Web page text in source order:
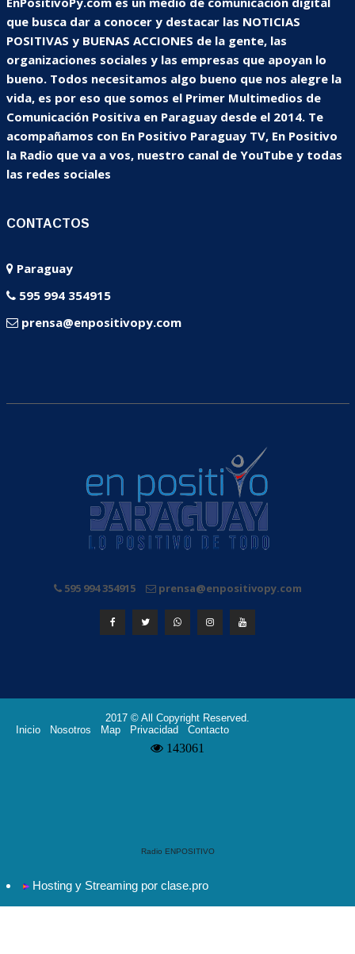
que busca dar a conocer y destacar las NOTICIAS
POSITIVAS y BUENAS ACCIONES de la gente, las
organizaciones sociales y las empresas que apoyan lo
bueno. Todos necesitamos algo bueno que nos alegre la
vida, es por eso que somos el Primer Multimedios de
Comunicación Positiva en Paraguay desde el 2014. Te
acompañamos con En Positivo Paraguay TV, En Positivo
la Radio que va a vos, nuestro canal de YouTube y todas
las redes sociales
CONTACTOS
Paraguay
595 994 354915
prensa@enpositivopy.com
595 994 354915 prensa@enpositivopy.com
2017 © All Copyright Reserved.
Inicio
Nosotros Map Privacidad Contacto
Radio ENPOSITIVO
Hosting y Streaming por clase.pro